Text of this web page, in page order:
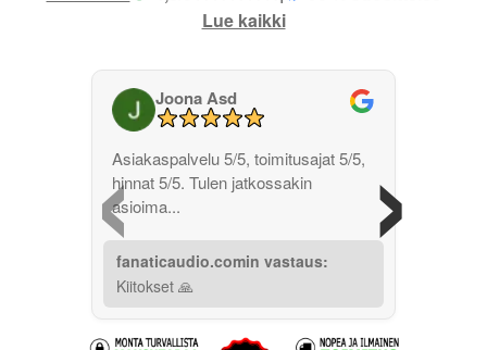
Lue kaikki
‹
Joona Asd
Asiakaspalvelu 5/5, toimitusajat 5/5,
hinnat 5/5. Tulen jatkossakin
asioima...
fanaticaudio.comin vastaus:
Kiitokset 🙏
›